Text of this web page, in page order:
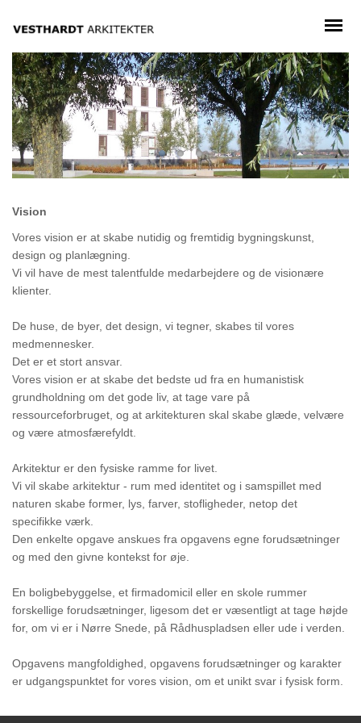
Vision
Vores vision er at skabe nutidig og fremtidig bygningskunst,
design og planlægning.
Vi vil have de mest talentfulde medarbejdere og de visionære
klienter.
De huse, de byer, det design, vi tegner, skabes til vores
medmennesker.
Det er et stort ansvar.
Vores vision er at skabe det bedste ud fra en humanistisk
grundholdning om det gode liv, at tage vare på
ressourceforbruget, og at arkitekturen skal skabe glæde, velvære
og være atmosfærefyldt.
Arkitektur er den fysiske ramme for livet.
Vi vil skabe arkitektur - rum med identitet og i samspillet med
naturen skabe former, lys, farver, stofligheder, netop det
specifikke værk.
Den enkelte opgave anskues fra opgavens egne forudsætninger
og med den givne kontekst for øje.
En boligbebyggelse, et firmadomicil eller en skole rummer
forskellige forudsætninger, ligesom det er væsentligt at tage højde
for, om vi er i Nørre Snede, på Rådhuspladsen eller ude i verden.
Opgavens mangfoldighed, opgavens forudsætninger og karakter
er udgangspunktet for vores vision, om et unikt svar i fysisk form.